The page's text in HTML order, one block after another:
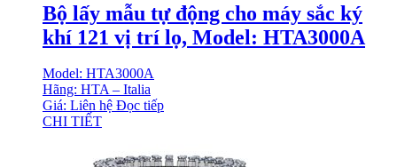
Bộ lấy mẫu tự động cho máy sắc ký
khí 121 vị trí lọ, Model: HTA3000A
Model: HTA3000A
Hãng: HTA – Italia
Giá: Liên hệ Đọc tiếp
CHI TIẾT